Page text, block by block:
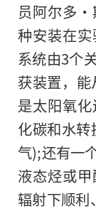
员阿尔多·
种安装在
系统由3个
获装置，
是太阳氧
化碳和水
气);还有一
液态烃或
辐射下顺利